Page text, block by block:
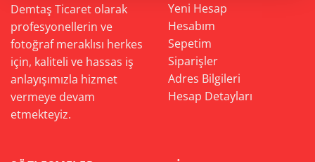
Demtaş Ticaret olarak
profesyonellerin ve
fotoğraf meraklısı herkes
için, kaliteli ve hassas iş
anlayışımızla hizmet
vermeye devam
etmekteyiz.
Yeni Hesap
Hesabım
Sepetim
Siparişler
Adres Bilgileri
Hesap Detayları